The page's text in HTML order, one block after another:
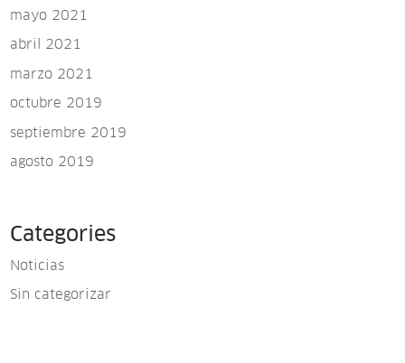
mayo 2021
abril 2021
marzo 2021
octubre 2019
septiembre 2019
agosto 2019
Categories
Noticias
Sin categorizar